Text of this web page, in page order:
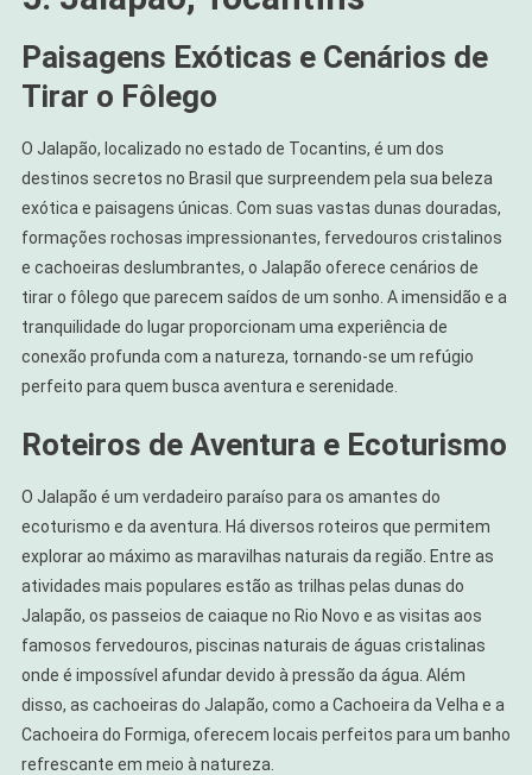
Paisagens Exóticas e Cenários de
Tirar o Fôlego
O Jalapão, localizado no estado de Tocantins, é um dos
destinos secretos no Brasil que surpreendem pela sua beleza
exótica e paisagens únicas. Com suas vastas dunas douradas,
formações rochosas impressionantes, fervedouros cristalinos
e cachoeiras deslumbrantes, o Jalapão oferece cenários de
tirar o fôlego que parecem saídos de um sonho. A imensidão e a
tranquilidade do lugar proporcionam uma experiência de
conexão profunda com a natureza, tornando-se um refúgio
perfeito para quem busca aventura e serenidade.
Roteiros de Aventura e Ecoturismo
O Jalapão é um verdadeiro paraíso para os amantes do
ecoturismo e da aventura. Há diversos roteiros que permitem
explorar ao máximo as maravilhas naturais da região. Entre as
atividades mais populares estão as trilhas pelas dunas do
Jalapão, os passeios de caiaque no Rio Novo e as visitas aos
famosos fervedouros, piscinas naturais de águas cristalinas
onde é impossível afundar devido à pressão da água. Além
disso, as cachoeiras do Jalapão, como a Cachoeira da Velha e a
Cachoeira do Formiga, oferecem locais perfeitos para um banho
refrescante em meio à natureza.